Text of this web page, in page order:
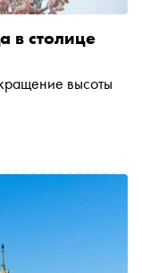
в столице
высоты